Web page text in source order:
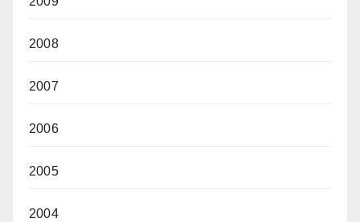
2008
2007
2006
2005
2004